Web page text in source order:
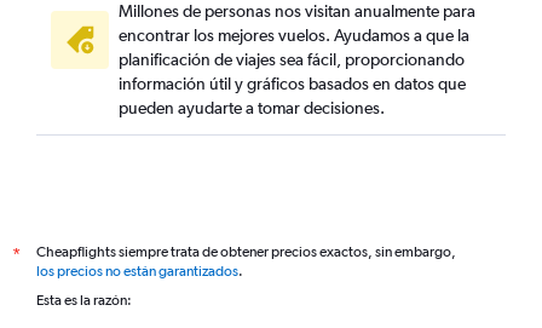
Millones de personas nos visitan anualmente para
encontrar los mejores vuelos. Ayudamos a que la
planificación de viajes sea fácil, proporcionando
información útil y gráficos basados en datos que
pueden ayudarte a tomar decisiones.
*
Cheapflights siempre trata de obtener precios exactos, sin embargo,
los precios no están garantizados.
Esta es la razón: